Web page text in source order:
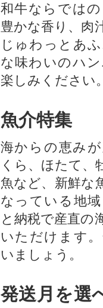
和牛ならでは
豊かな香り、肉
じゅわっとあ
な味わいのハ
楽しみください
魚介特集
海からの恵み
くら、ほたて、
魚など、新鮮な
なっている地
と納税で産直の
いただけます
いましょう。
発送月を選